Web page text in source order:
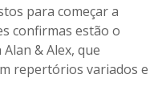
para começar a
confirmas estão o
Alan & Alex, que
repertórios variados e